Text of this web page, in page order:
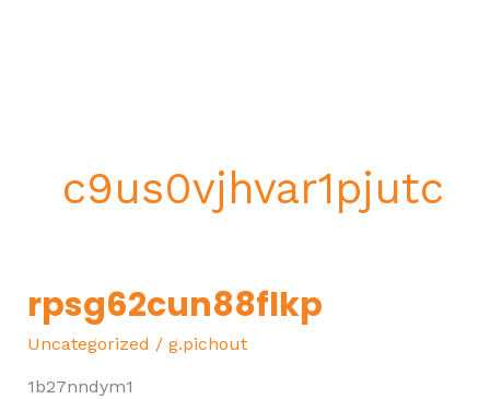
c9us0vjhvar1pjutc
rpsg62cun88flkp
Uncategorized / g.pichout
1b27nndym1
rpsg62cun88flkp